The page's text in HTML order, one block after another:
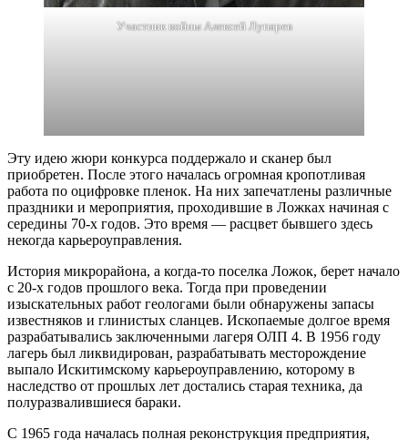
Участник войны Алексей Лупарев
Эту идею жюри конкурса поддержало и сканер был
приобретен. После этого началась огромная кропотливая
работа по оцифровке пленок. На них запечатлены различные
праздники и мероприятия, проходившие в Ложках начиная с
середины 70-х годов. Это время — расцвет бывшего здесь
некогда карьероуправления.
История микрорайона, а когда-то поселка Ложок, берет начало
с 20-х годов прошлого века. Тогда при проведении
изыскательных работ геологами были обнаружены запасы
известняков и глинистых сланцев. Ископаемые долгое время
разрабатывались заключенными лагеря ОЛП 4. В 1956 году
лагерь был ликвидирован, разрабатывать месторождение
выпало Искитимскому карьероуправлению, которому в
наследство от прошлых лет достались старая техника, да
полуразвалившиеся бараки.
С 1965 года началась полная реконструкция предприятия,